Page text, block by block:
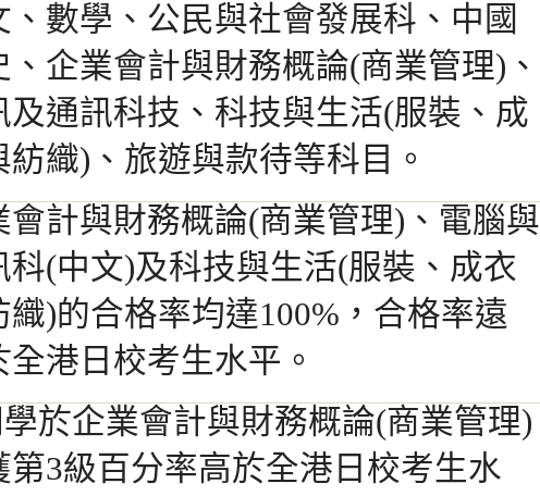
、數學、公民與社會發展科、中國
、企業會計與財務概論(商業管理)、
及通訊科技、科技與生活(服裝、成
紡織)、旅遊與款待等科目。
會計與財務概論(商業管理)、電腦與
科(中文)及科技與生活(服裝、成衣
織)的合格率均達100%，合格率遠
全港日校考生水平。
學於企業會計與財務概論(商業管理)
第3級 百分率高於全港日校考生水